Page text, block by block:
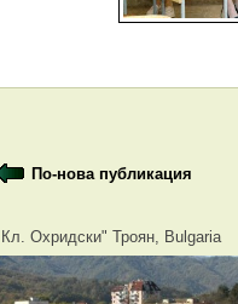
По-нова публикация
Охридски" Троян, Bulgaria